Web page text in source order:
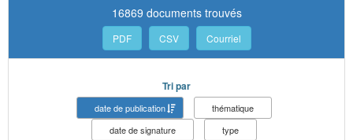
16869 documents trouvés
PDF CSV Courriel
Tri par
date de publication
thématique
date de signature
type